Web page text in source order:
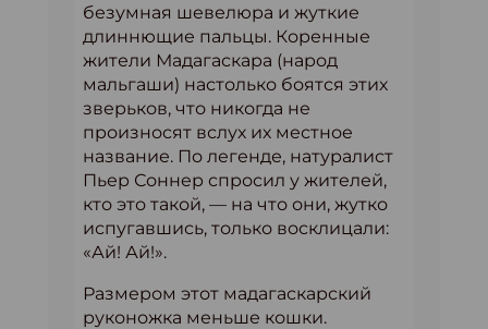
безумная шевелюра и жуткие
длиннющие пальцы. Коренные
жители Мадагаскара (народ
мальгаши) настолько боятся этих
зверьков, что никогда не
произносят вслух их местное
название. По легенде, натуралист
Пьер Соннер спросил у жителей,
кто это такой, — на что они, жутко
испугавшись, только восклицали:
«Ай! Ай!».
Размером этот мадагаскарский
руконожка меньше кошки.